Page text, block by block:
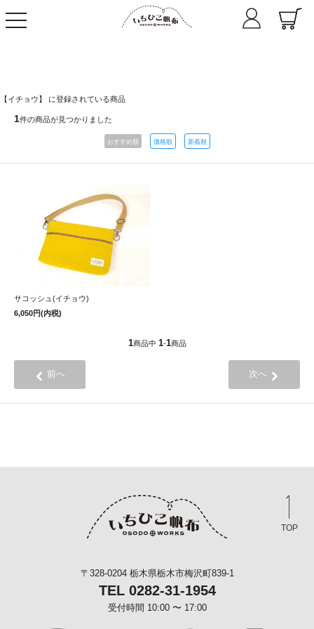
navigation
【イチョウ】 に登録されている商品
1件の商品が見つかりました
おすすめ順 価格順 新着順
サコッシュ(イチョウ)
6,050円(内税)
1商品中 1-1商品
前へ 次へ
TOP
〒328-0204 栃木県栃木市梅沢町839-1
TEL 0282-31-1954
受付時間 10:00 〜 17:00